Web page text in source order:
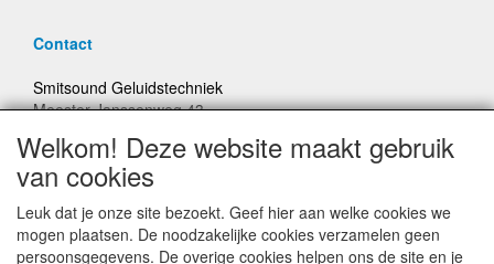
Contact
Smitsound Geluidstechniek
Meester Janssenweg 43
E-mail: info@smitsound.nl
Telefoon: +31-(0)6-22256322
Bestellingen binnen Nederland, ongeacht gewicht, verstuurd
voor € 6,95
Welkom! Deze website maakt gebruik
van cookies
Leuk dat je onze site bezoekt. Geef hier aan welke cookies we
mogen plaatsen. De noodzakelijke cookies verzamelen geen
persoonsgegevens. De overige cookies helpen ons de site en je